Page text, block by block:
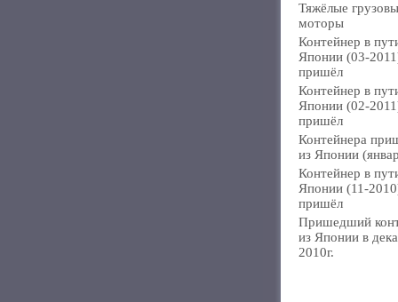
Тяжёлые
моторы
Контейнер в
Японии (03-
пришёл
Контейнер в
Японии (02-
пришёл
Контейнера
из Японии
Контейнер в
Японии (11-
пришёл
Пришедший
из Японии в
2010г.